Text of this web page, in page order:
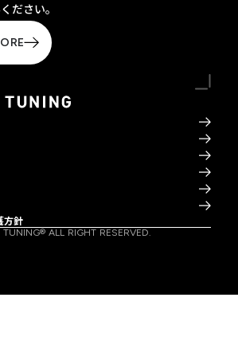
ださい。
方針
ALL RIGHT RESERVED.